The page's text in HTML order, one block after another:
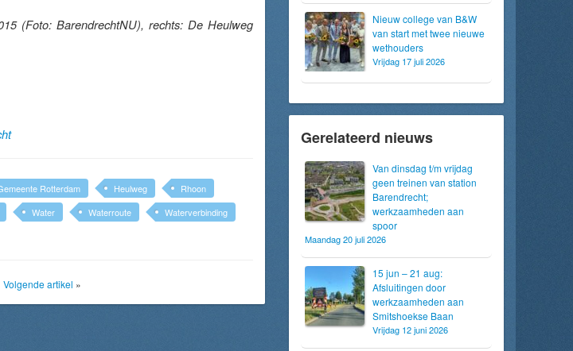
(Foto: BarendrechtNU), rechts: De Heulweg
Rotterdam Heulweg
Rhoon
Water Waterroute
Waterverbinding
Volgende artikel »
Nieuw college van B&W
van start met twee nieuwe
wethouders
Vrijdag 17 juli 2026
Gerelateerd nieuws
Van dinsdag t/m vrijdag
geen treinen van station
Barendrecht;
werkzaamheden aan
spoor
Maandag 20 juli 2026
15 jun – 21 aug:
Afsluitingen door
werkzaamheden aan
Smitshoekse Baan
Vrijdag 12 juni 2026